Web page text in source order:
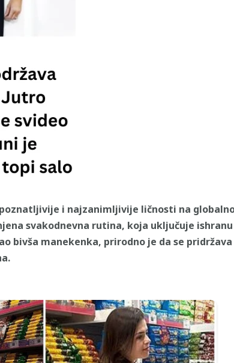
i najzanimljivije ličnosti na
svakodnevna rutina, koja uključuje
bivša manekenka, prirodno je da se